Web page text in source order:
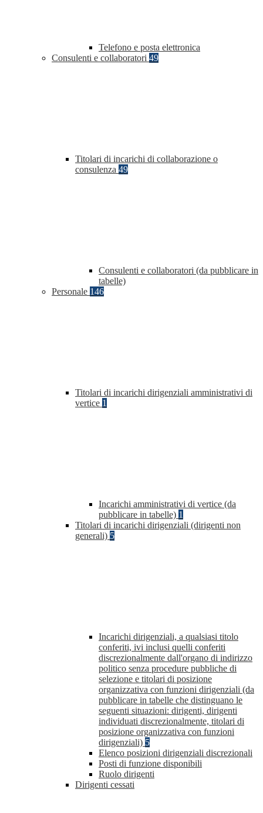
Telefono e posta elettronica
Consulenti e collaboratori 49
Titolari di incarichi di collaborazione o
consulenza 49
Consulenti e collaboratori (da pubblicare in
tabelle)
Personale 146
Titolari di incarichi dirigenziali amministrativi di
vertice 1
Incarichi amministrativi di vertice (da
pubblicare in tabelle) 1
Titolari di incarichi dirigenziali (dirigenti non
generali) 5
Incarichi dirigenziali, a qualsiasi titolo
conferiti, ivi inclusi quelli conferiti
discrezionalmente dall'organo di indirizzo
politico senza procedure pubbliche di
selezione e titolari di posizione
organizzativa con funzioni dirigenziali (da
pubblicare in tabelle che distinguano le
seguenti situazioni: dirigenti, dirigenti
individuati discrezionalmente, titolari di
posizione organizzativa con funzioni
dirigenziali) 5
Elenco posizioni dirigenziali discrezionali
Posti di funzione disponibili
Ruolo dirigenti
Dirigenti cessati